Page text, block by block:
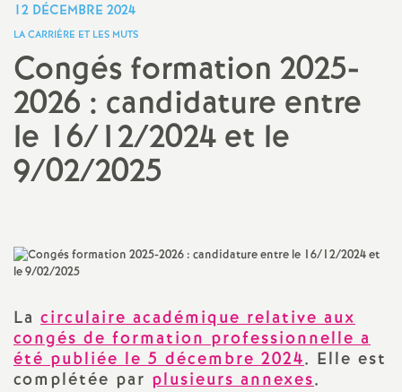
a
t
N
i
o
n
12 DÉCEMBRE 2024
LA CARRIÈRE ET LES MUTS
Congés formation 2025-
2026 : candidature entre
le 16/12/2024 et le
9/02/2025
La circulaire académique relative aux
congés de formation professionnelle a
été publiée le 5 décembre 2024. Elle est
complétée par plusieurs annexes.